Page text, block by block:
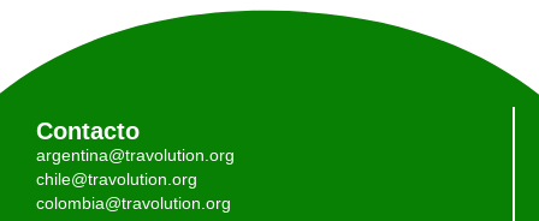
Contacto
argentina@travolution.org
chile@travolution.org
colombia@travolution.org